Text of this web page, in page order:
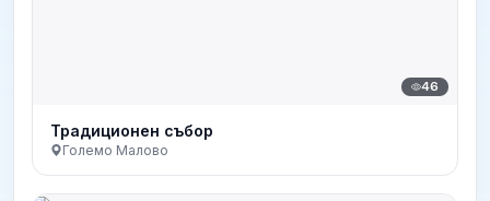
46
Традиционен събор
Големо Малово